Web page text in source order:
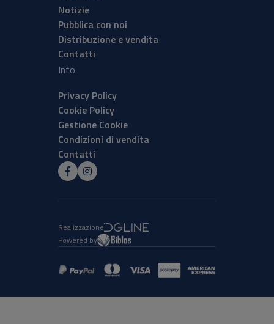
Notizie
Pubblica con noi
Distribuzione e vendita
Contatti
Info
Privacy Policy
Cookie Policy
Gestione Cookie
Condizioni di vendita
Contatti
Realizzazione
Powered by